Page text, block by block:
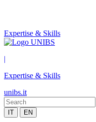
Expertise & Skills
|
Expertise & Skills
unibs.it
IT EN